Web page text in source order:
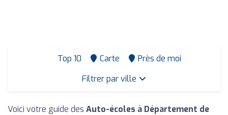
Top 10 Carte
Près de moi
Filtrer par ville
Voici votre guide des Auto-écoles à Département de